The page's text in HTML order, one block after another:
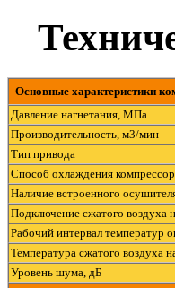
Основные характеристики
Давление нагнетания, МПа
Производительность, м3/мин
Тип привода
Способ охлаждения
Наличие встроенного
Подключение сжатого воздуха
Рабочий интервал температур
Температура сжатого воздуха
Уровень шума, дБ